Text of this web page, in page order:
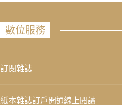
數位服務
訂閱雜誌
紙本雜誌訂戶開通線上閱讀